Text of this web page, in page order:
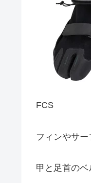
FCS
フィンやサ
甲と足首の